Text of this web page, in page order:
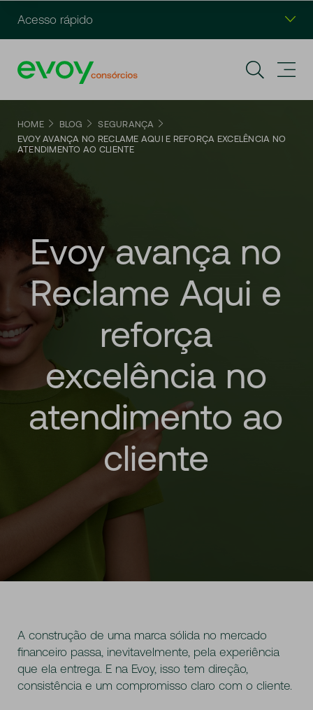
Acesso rápido
HOME BLOG
SEGURANÇA
EVOY AVANÇA NO RECLAME AQUI E REFORÇA EXCELÊNCIA NO
ATENDIMENTO AO CLIENTE
Evoy avança no
Reclame Aqui e
reforça
excelência no
atendimento ao
cliente
A construção de uma marca sólida no mercado
financeiro passa, inevitavelmente, pela experiência
que ela entrega. E na Evoy, isso tem direção,
consistência e um compromisso claro com o cliente.